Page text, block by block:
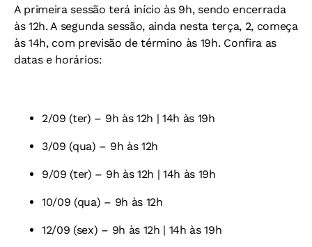
A primeira sessão terá início às 9h, sendo encerrada
às 12h. A segunda sessão, ainda nesta terça, 2, começa
às 14h, com previsão de término às 19h. Confira as
datas e horários:
2/09 (ter) – 9h às 12h | 14h às 19h
3/09 (qua) – 9h às 12h
9/09 (ter) – 9h às 12h | 14h às 19h
10/09 (qua) – 9h às 12h
12/09 (sex) – 9h às 12h | 14h às 19h